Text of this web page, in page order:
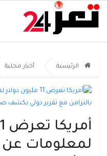
الرئيسية أخبار محلية
لمعلومات عن